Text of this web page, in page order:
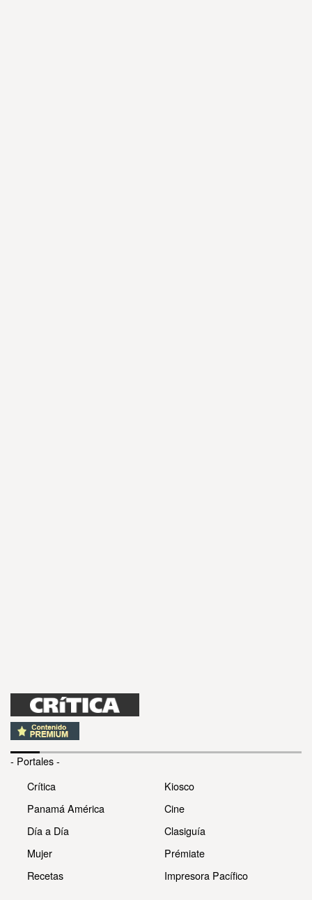
- Portales -
Crítica
Panamá América
Día a Día
Mujer
Recetas
Kiosco
Cine
Clasiguía
Prémiate
Impresora Pacífico